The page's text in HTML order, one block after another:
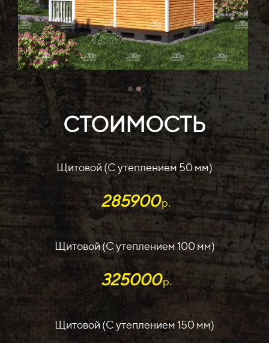
СТОИМОСТЬ
Щитовой (С утеплением 50 мм)
285900р.
Щитовой (С утеплением 100 мм)
325000р.
Щитовой (С утеплением 150 мм)